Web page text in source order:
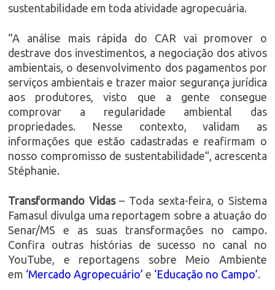
sustentabilidade em toda atividade agropecuária.
“A análise mais rápida do CAR vai promover o
destrave dos investimentos, a negociação dos ativos
ambientais, o desenvolvimento dos pagamentos por
serviços ambientais e trazer maior segurança jurídica
aos produtores, visto que a gente consegue
comprovar a regularidade ambiental das
propriedades. Nesse contexto, validam as
informações que estão cadastradas e reafirmam o
nosso compromisso de sustentabilidade”, acrescenta
Stéphanie.
Transformando Vidas– Toda sexta-feira, o Sistema
Famasul divulga uma reportagem sobre a atuação do
Senar/MS e as suas transformações no campo.
Confira outras histórias de sucesso no canal no
YouTube, e reportagens sobre Meio Ambiente
em ‘Mercado Agropecuário’ e ‘Educação no Campo’.